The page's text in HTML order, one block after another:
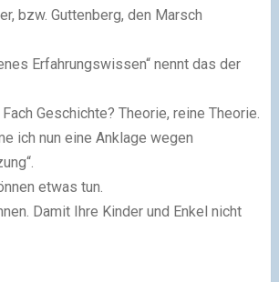
bzw. Guttenberg, den Marsch
Erfahrungswissen“ nennt das der
Geschichte? Theorie, reine Theorie.
ich nun eine Anklage wegen
etwas tun.
Damit Ihre Kinder und Enkel nicht